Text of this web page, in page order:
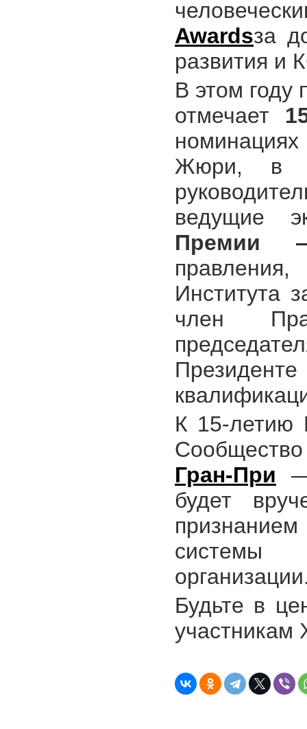
Awardsза
развития и
В этом году
отмечает
Жюри, в
ведущие
Премии
Института
член
К 15-летию
Гран-При —
будет
системы
Будьте в
участникам